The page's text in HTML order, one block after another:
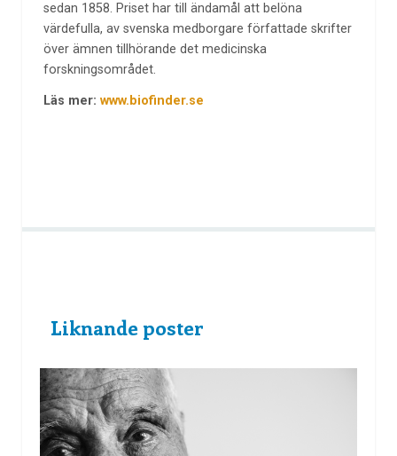
sedan 1858. Priset har till ändamål att belöna
värdefulla, av svenska medborgare författade skrifter
över ämnen tillhörande det medicinska
forskningsområdet.
Läs mer: www.biofinder.se
Liknande poster